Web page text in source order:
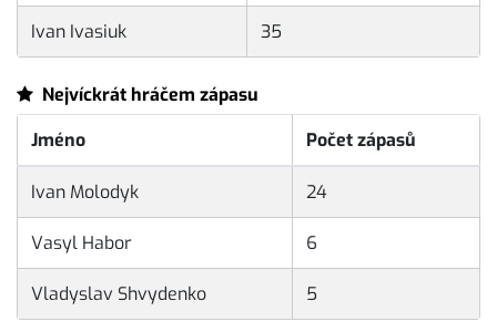
Ivan Ivasiuk 35
Nejvíckrát hráčem zápasu
Jméno
Počet zápasů
Ivan Molodyk 24
Vasyl Habor 6
Vladyslav Shvydenko 5